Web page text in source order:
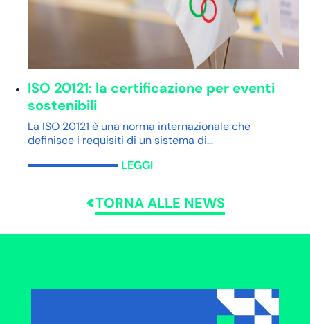
ISO 20121: la certificazione per eventi
sostenibili
La ISO 20121 è una norma internazionale che
definisce i requisiti di un sistema di…
LEGGI
TORNA ALLE NEWS